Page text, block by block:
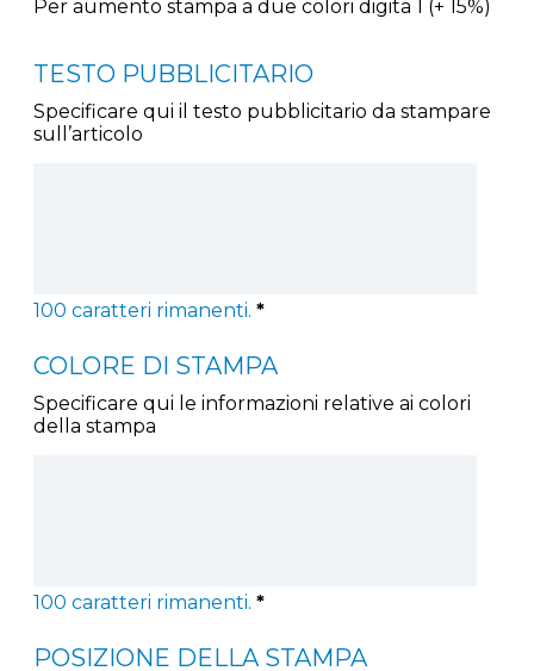
Per aumento stampa a due colori digita 1 (+ 15%)
TESTO PUBBLICITARIO
Specificare qui il testo pubblicitario da stampare
sull’articolo
100 caratteri rimanenti. *
COLORE DI STAMPA
Specificare qui le informazioni relative ai colori
della stampa
100 caratteri rimanenti. *
POSIZIONE DELLA STAMPA